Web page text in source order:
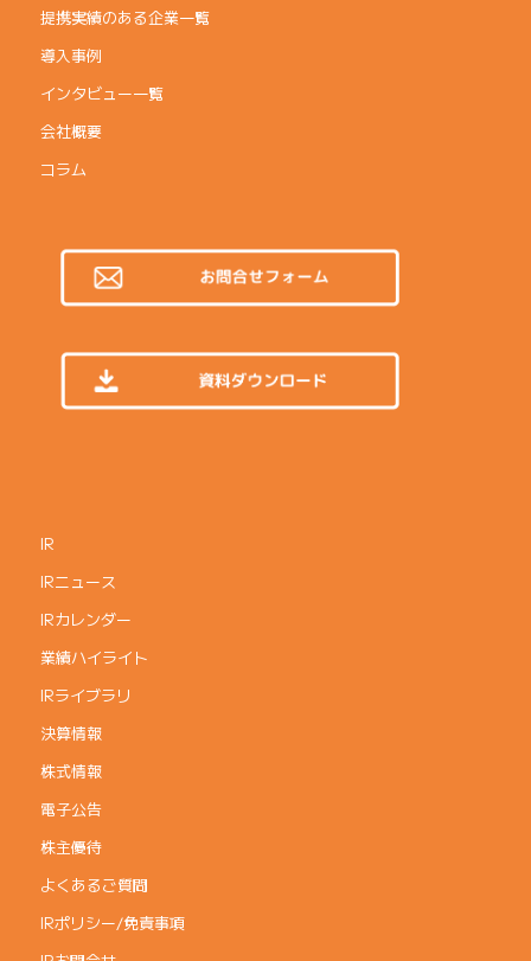
提携実績のある企業一覧
導入事例
インタビュー一覧
会社概要
コラム
IR
IRニュース
IRカレンダー
業績ハイライト
IRライブラリ
決算情報
株式情報
電子公告
株主優待
よくあるご質問
IRポリシー/免責事項